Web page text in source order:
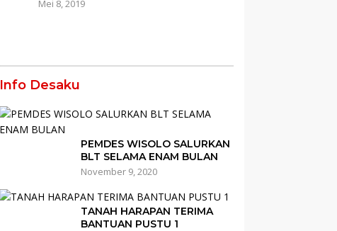
Mei 8, 2019
Info Desaku
PEMDES WISOLO SALURKAN
BLT SELAMA ENAM BULAN
November 9, 2020
TANAH HARAPAN TERIMA
BANTUAN PUSTU 1